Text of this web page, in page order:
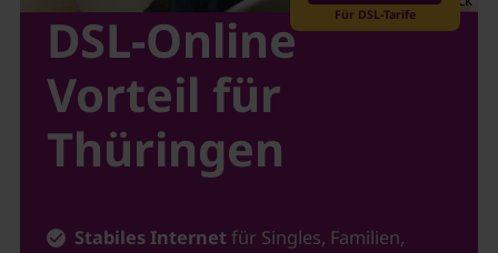
Für DSL-Tarife
DSL-Online
Vorteil für
Thüringen
Stabiles Internetfür Singles, Familien,